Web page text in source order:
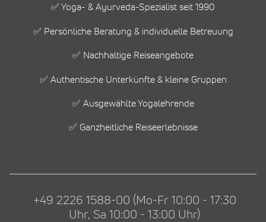
✅ Yoga- & Ayurveda-Spezialist seit 1990
✅ Persönliche Beratung & individuelle Betreuung
✅ Nachhaltige Reiseangebote
✅ Authentische Unterkünfte & kleine Gruppen
✅ Ausgewählte Yogalehrende
✅ Ganzheitliche Reiseerlebnisse
+49 2226 1588-00 (Mo-Fr 10:00 - 17:30
Uhr, Sa 10:00 - 13:00 Uhr)